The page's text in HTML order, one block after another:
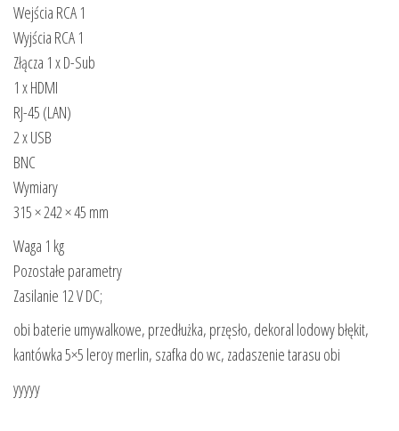
Wejścia RCA 1
Wyjścia RCA 1
Złącza 1 x D-Sub
1 x HDMI
RJ-45 (LAN)
2 x USB
BNC
Wymiary
315 × 242 × 45 mm
Waga 1 kg
Pozostałe parametry
Zasilanie 12 V DC;
obi baterie umywalkowe, przedłużka, przęsło, dekoral lodowy błękit,
kantówka 5×5 leroy merlin, szafka do wc, zadaszenie tarasu obi
yyyyy